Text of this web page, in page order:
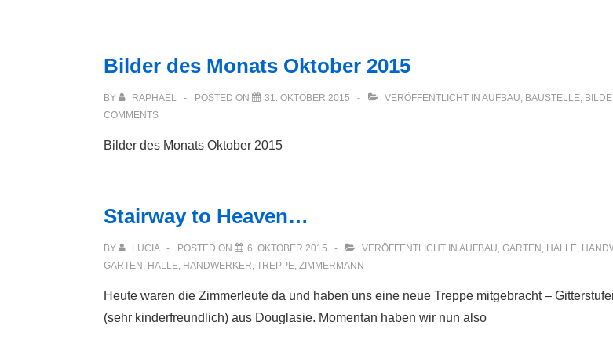
Bilder des Monats Oktober 2015
BY RAPHAEL POSTED ON 31. OKTOBER 2015 VERÖFFENTLICHT IN AUFBAU, BAUSTELLE,
COMMENTS
Bilder des Monats Oktober 2015
Stairway to Heaven…
BY LUCIA POSTED ON 6. OKTOBER 2015 VERÖFFENTLICHT IN AUFBAU, GARTEN , HALLE,
GARTEN , HALLE, HANDWERKER, TREPPE, ZIMMERMANN
Heute waren die Zimmerleute da und haben uns eine neue Treppe mitgebracht –
(sehr kinderfreundlich) aus Douglasie. Momentan haben wir nun also